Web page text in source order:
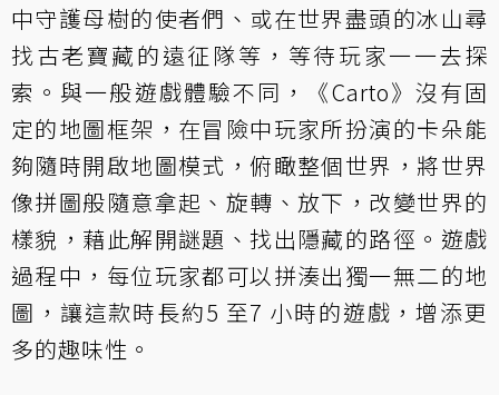
中守護母樹的使者們、或在世界盡頭的冰山尋
找古老寶藏的遠征隊等，等待玩家一一去探
索。與一般遊戲體驗不同，《Carto》沒有固
定的地圖框架，在冒險中玩家所扮演的卡朵能
夠隨時開啟地圖模式，俯瞰整個世界，將世界
像拼圖般隨意拿起、旋轉、放下，改變世界的
樣貌，藉此解開謎題、找出隱藏的路徑。遊戲
過程中，每位玩家都可以拼湊出獨一無二的地
圖，讓這款時長約5 至7 小時的遊戲，增添更
多的趣味性。